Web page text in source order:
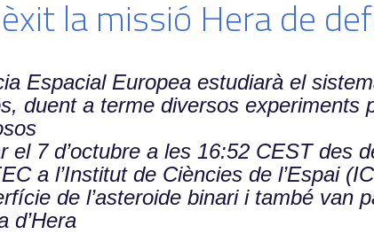
la missió Hera de
Espacial Europea estudiarà el
duent a terme diversos experiments
el 7 d’octubre a les 16:52 CEST des
a l’Institut de Ciències de l’Espai
de l’asteroide binari i també van
d’Hera